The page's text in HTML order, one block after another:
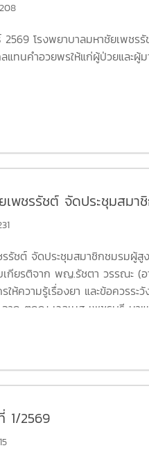
โรงพยาบาลมหาชัยเพชร
ทนคำอวยพรให้แก่ผู้ป่วยและผู้ม
วังสมปรารถนา มั่งคั่งร่ำรวย เฮ
เพชรรัชต์ จัดประชุมสม
รรัชต์ จัดประชุมสมาชิกชมรมผู้
กียรติจาก พญ.รัชตา วรรณะ (
ให้ความรู้เรื่องยา และข้อควรร
าก ตฤณ เวลเนส เพชรบุรี มา
/มอบเงินกองทุนสวัสดิการชมร
งสันทนาการจากผู้สูงอายุ เป็นบ
เวลา 09.00 - 12.00 น.
1/2569